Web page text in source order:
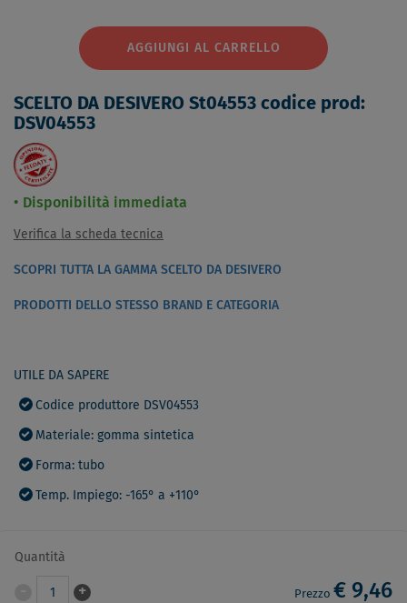
AGGIUNGI AL CARRELLO
SCELTO DA DESIVERO St04553 codice prod:
DSV04553
Disponibilità immediata
Verifica la scheda tecnica
SCOPRI TUTTA LA GAMMA SCELTO DA DESIVERO
PRODOTTI DELLO STESSO BRAND E CATEGORIA
UTILE DA SAPERE
Codice produttore DSV04553
Materiale: gomma sintetica
Forma: tubo
Temp. Impiego: -165° a +110°
Quantità
1 + Prezzo € 9,46